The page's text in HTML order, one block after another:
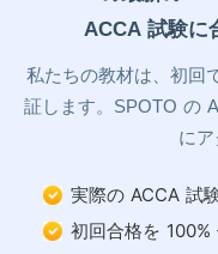
ACCA 試験に
私たちの教材は、初回
証します。SPOTO の
にア
実際の ACCA 試
初回合格を 100%